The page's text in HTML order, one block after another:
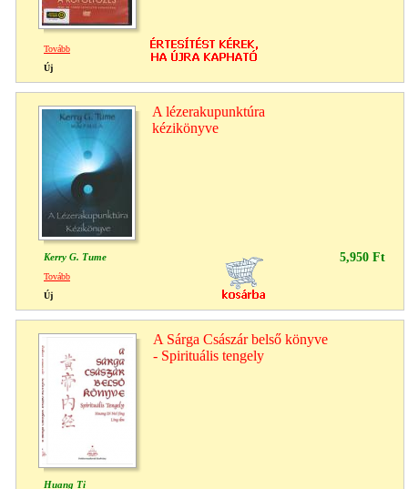
Tovább
Új
A lézerakupunktúra
kézikönyve
Kerry G. Tume 5,950 Ft
Tovább
Új
A Sárga Császár belső könyve
- Spirituális tengely
Huang Ti